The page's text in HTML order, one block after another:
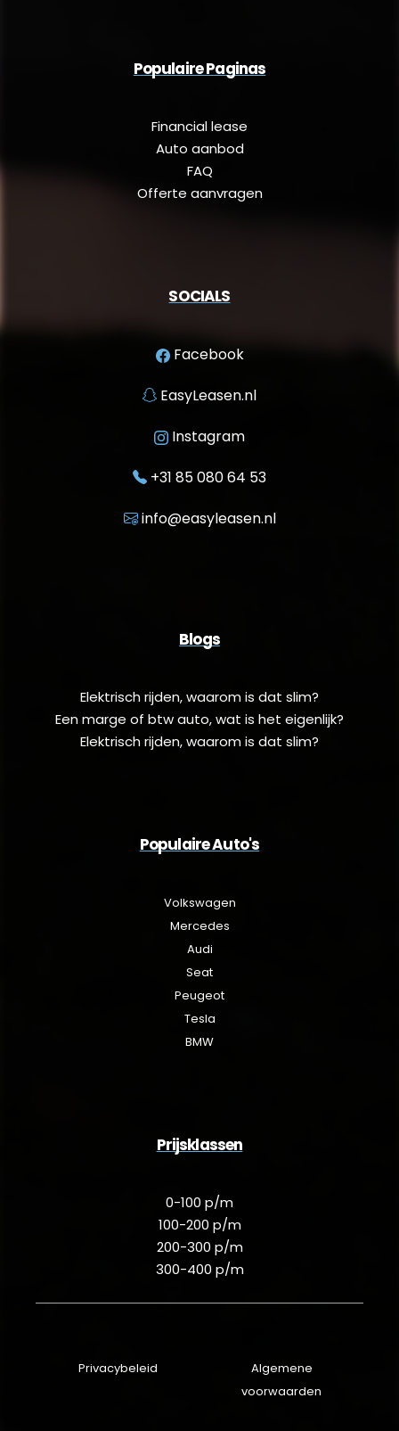
Populaire Paginas
Financial lease
Auto aanbod
FAQ
Offerte aanvragen
SOCIALS
Facebook
EasyLeasen.nl
Instagram
+31 85 080 64 53
info@easyleasen.nl
Blogs
Elektrisch rijden, waarom is dat slim?
Een marge of btw auto, wat is het eigenlijk?
Elektrisch rijden, waarom is dat slim?
Populaire Auto's
Volkswagen
Mercedes
Audi
Seat
Peugeot
Tesla
BMW
Prijsklassen
0-100 p/m
100-200 p/m
200-300 p/m
300-400 p/m
Privacybeleid
Algemene
voorwaarden